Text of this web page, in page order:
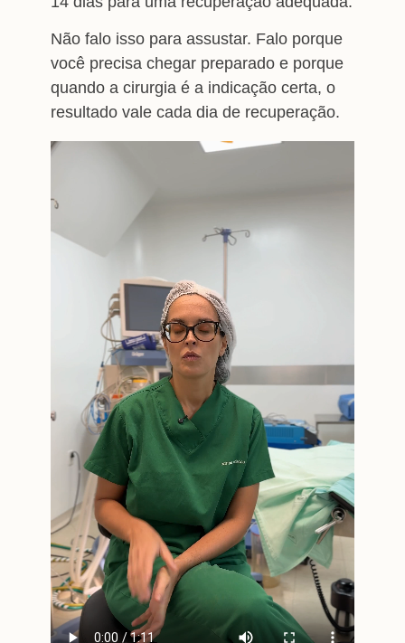
Não falo isso para assustar. Falo porque
você precisa chegar preparado e porque
quando a cirurgia é a indicação certa, o
resultado vale cada dia de recuperação.